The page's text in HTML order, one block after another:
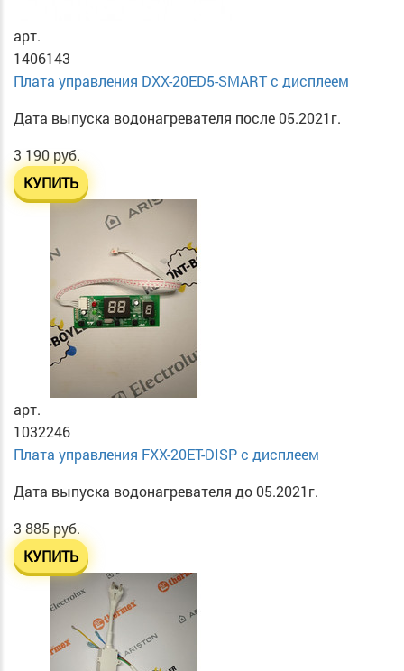
арт.
1406143
Плата управления DXX-20ED5-SMART с дисплеем
Дата выпуска водонагревателя после 05.2021г.
3 190 руб.
КУПИТЬ
арт.
1032246
Плата управления FXX-20ET-DISP с дисплеем
Дата выпуска водонагревателя до 05.2021г.
3 885 руб.
КУПИТЬ